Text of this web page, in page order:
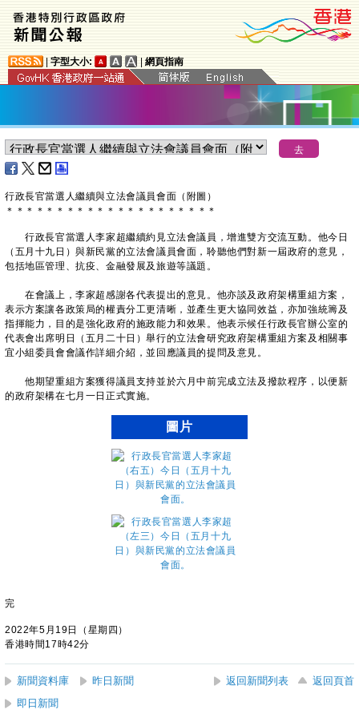
字型大小: 網頁指南
行政長官當選人繼續與立法會議員會面（附圖）
＊ ＊ ＊ ＊ ＊ ＊ ＊ ＊ ＊ ＊ ＊ ＊ ＊ ＊ ＊ ＊ ＊ ＊ ＊ ＊ ＊
行政長官當選人李家超繼續約見立法會議員，增進雙方交流互動。他今日
（五月十九日）與新民黨的立法會議員會面，聆聽他們對新一屆政府的意見，
包括地區管理、抗疫、金融發展及旅遊等議題。
在會議上，李家超感謝各代表提出的意見。他亦談及政府架構重組方案，
表示方案讓各政策局的權責分工更清晰，並產生更大協同效益，亦加強統籌及
指揮能力，目的是強化政府的施政能力和效果。他表示候任行政長官辦公室的
代表會出席明日（五月二十日）舉行的立法會研究政府架構重組方案及相關事
宜小組委員會會議作詳細介紹，並回應議員的提問及意見。
他期望重組方案獲得議員支持並於六月中前完成立法及撥款程序，以便新
的政府架構在七月一日正式實施。
圖片
完
2022年5月19日（星期四）
香港時間17時42分
新聞資料庫 昨日新聞 返回新聞列表
返回頁首
即日新聞